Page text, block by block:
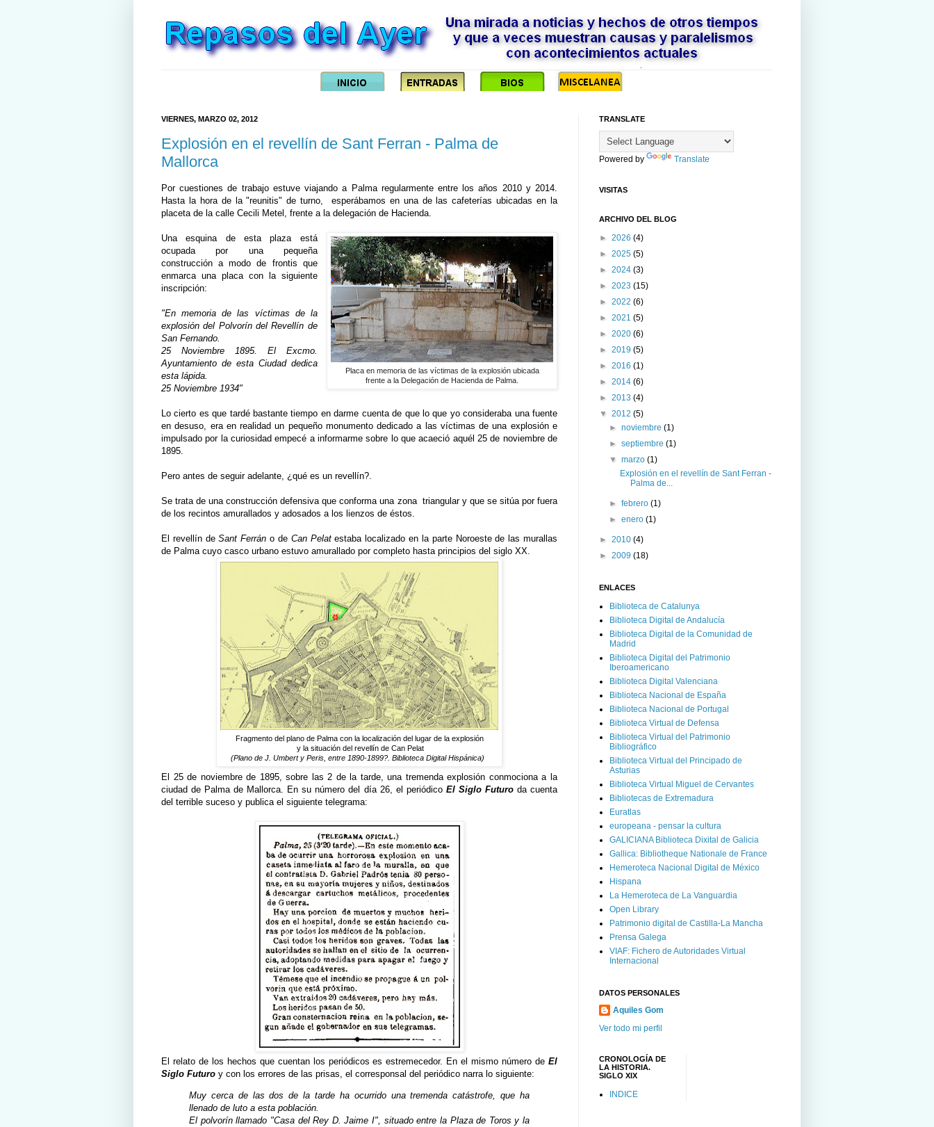
VIERNES, MARZO 02, 2012
Explosión en el revellín de Sant Ferran - Palma de
Mallorca
Por cuestiones de trabajo estuve viajando a Palma regularmente entre los años 2010 y 2014.
Hasta la hora de la "reunitis" de turno, esperábamos en una de las cafeterías ubicadas en la
placeta de la calle Cecili Metel, frente a la delegación de Hacienda.
Placa en memoria de las víctimas de la explosión ubicada
frente a la Delegación de Hacienda de Palma.
Una esquina de esta plaza está
ocupada por una pequeña
construcción a modo de frontis que
enmarca una placa con la siguiente
inscripción:
"En memoria de las víctimas de la
explosión del Polvorín del Revellín de
San Fernando.
25 Noviembre 1895. El Excmo.
Ayuntamiento de esta Ciudad dedica
esta lápida.
25 Noviembre 1934"
Lo cierto es que tardé bastante tiempo en darme cuenta de que lo que yo consideraba una fuente
en desuso, era en realidad un pequeño monumento dedicado a las víctimas de una explosión e
impulsado por la curiosidad empecé a informarme sobre lo que acaeció aquél 25 de noviembre de
1895.
Pero antes de seguir adelante, ¿qué es un revellín?.
Se trata de una construcción defensiva que conforma una zona triangular y que se sitúa por fuera
de los recintos amurallados y adosados a los lienzos de éstos.
El revellín deSant Ferrán o de Can Pelatestaba localizado en la parte Noroeste de las murallas
de Palma cuyo casco urbano estuvo amurallado por completo hasta principios del siglo XX.
Fragmento del plano de Palma con la localización del lugar de la explosión
y la situación del revellín de Can Pelat
(Plano de J. Umbert y Peris, entre 1890-1899?. Biblioteca Digital Hispánica)
El 25 de noviembre de 1895, sobre las 2 de la tarde, una tremenda explosión conmociona a la
ciudad de Palma de Mallorca. En su número del día 26, el periódico El Siglo Futuro da cuenta
del terrible suceso y publica el siguiente telegrama:
El relato de los hechos que cuentan los periódicos es estremecedor. En el mismo número de El
Siglo Futuro y con los errores de las prisas, el corresponsal del periódico narra lo siguiente:
Muy cerca de las dos de la tarde ha ocurrido una tremenda catástrofe, que ha
llenado de luto a esta población.
El polvorín llamado "Casa del Rey D. Jaime I", situado entre la Plaza de Toros y la
TRANSLATE
Powered by Translate
VISITAS
ARCHIVO DEL BLOG
► 2026 (4)
► 2025 (5)
► 2024 (3)
► 2023 (15)
► 2022 (6)
► 2021 (5)
► 2020 (6)
► 2019 (5)
► 2016 (1)
► 2014 (6)
► 2013 (4)
▼ 2012 (5)
►noviembre(1)
►septiembre(1)
▼marzo(1)
Explosión en el revellín de Sant Ferran -
Palma de...
►febrero(1)
►enero(1)
► 2010 (4)
► 2009 (18)
ENLACES
Biblioteca de Catalunya
Biblioteca Digital de Andalucía
Biblioteca Digital de la Comunidad de
Madrid
Biblioteca Digital del Patrimonio
Iberoamericano
Biblioteca Digital Valenciana
Biblioteca Nacional de España
Biblioteca Nacional de Portugal
Biblioteca Virtual de Defensa
Biblioteca Virtual del Patrimonio
Bibliográfico
Biblioteca Virtual del Principado de
Asturias
Biblioteca Virtual Miguel de Cervantes
Bibliotecas de Extremadura
Euratlas
europeana - pensar la cultura
GALICIANA Biblioteca Dixital de Galicia
Gallica: Bibliotheque Nationale de France
Hemeroteca Nacional Digital de México
Hispana
La Hemeroteca de La Vanguardia
Open Library
Patrimonio digital de Castilla-La Mancha
Prensa Galega
VIAF: Fichero de Autoridades Virtual
Internacional
DATOS PERSONALES
Aquiles Gom
Ver todo mi perfil
CRONOLOGÍA DE
LA HISTORIA.
SIGLO XIX
INDICE